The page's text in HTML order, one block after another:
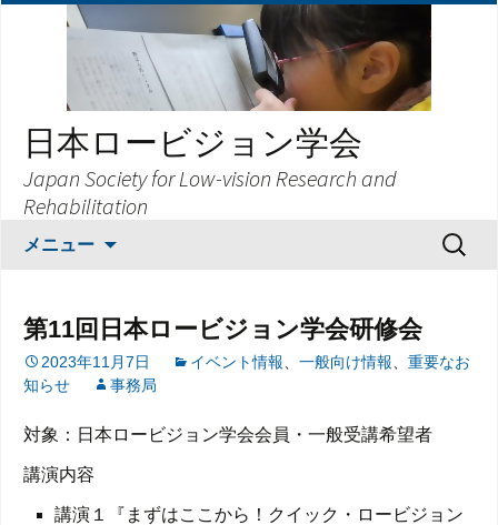
日本ロービジョン学会
Japan Society for Low-vision Research and
Rehabilitation
メニュー
ツ
へ
ス
ッ
検
索:
第11回日本ロービジョン学会研修会
2023年11月7日 イベント情報 一般向け情報
重要なお
知らせ
事務局
対象：日本ロービジョン学会会員・一般受講希望者
講演内容
講演１『まずはここから！クイック・ロービジョン